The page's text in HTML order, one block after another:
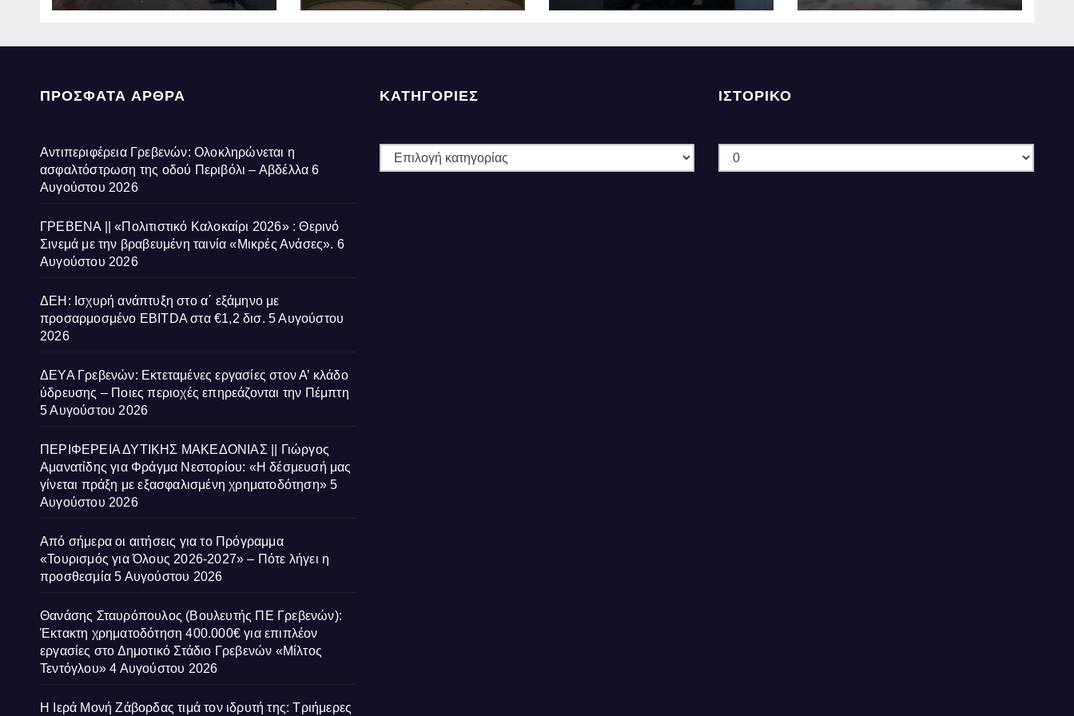
Αβδέλλα
Ανάσες».
την Πέμπτη
ΠΡΌΣΦΑΤΑ ΆΡΘΡΑ
Αντιπεριφέρεια Γρεβενών: Ολοκληρώνεται η
ασφαλτόστρωση της οδού Περιβόλι – Αβδέλλα 6
Αυγούστου 2026
ΓΡΕΒΕΝΑ || «Πολιτιστικό Καλοκαίρι 2026» : Θερινό
Σινεμά με την βραβευμένη ταινία «Μικρές Ανάσες». 6
Αυγούστου 2026
ΔΕΗ: Ισχυρή ανάπτυξη στο α΄ εξάμηνο με
προσαρμοσμένο EBITDA στα €1,2 δισ. 5 Αυγούστου
2026
ΔΕΥΑ Γρεβενών: Εκτεταμένες εργασίες στον Α’ κλάδο
ύδρευσης – Ποιες περιοχές επηρεάζονται την Πέμπτη
5 Αυγούστου 2026
ΠΕΡΙΦΕΡΕΙΑ ΔΥΤΙΚΗΣ ΜΑΚΕΔΟΝΙΑΣ || Γιώργος
Αμανατίδης για Φράγμα Νεστορίου: «Η δέσμευσή μας
γίνεται πράξη με εξασφαλισμένη χρηματοδότηση» 5
Αυγούστου 2026
Από σήμερα οι αιτήσεις για το Πρόγραμμα
«Τουρισμός για Όλους 2026-2027» – Πότε λήγει η
προσθεσμία 5 Αυγούστου 2026
Θανάσης Σταυρόπουλος (Βουλευτής ΠΕ Γρεβενών):
Έκτακτη χρηματοδότηση 400.000€ για επιπλέον
εργασίες στο Δημοτικό Στάδιο Γρεβενών «Μίλτος
Τεντόγλου» 4 Αυγούστου 2026
Η Ιερά Μονή Ζάβορδας τιμά τον ιδρυτή της: Τριήμερες
ΚΑΤΗΓΟΡΙΕΣ
ΚΑΤΗΓΟΡΙΕΣ
ΙΣΤΟΡΙΚΌ
Ιστορικό